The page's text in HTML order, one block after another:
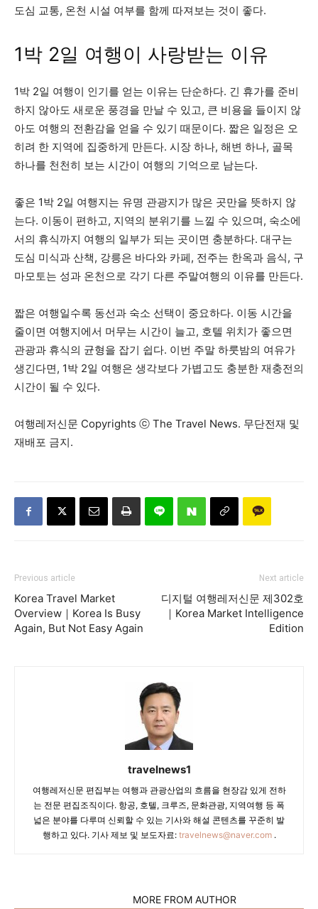
도심 교통, 온천 시설 여부를 함께 따져보는 것이 좋다.
1박 2일 여행이 사랑받는 이유
1박 2일 여행이 인기를 얻는 이유는 단순하다. 긴 휴가를 준비
하지 않아도 새로운 풍경을 만날 수 있고, 큰 비용을 들이지 않
아도 여행의 전환감을 얻을 수 있기 때문이다. 짧은 일정은 오
히려 한 지역에 집중하게 만든다. 시장 하나, 해변 하나, 골목
하나를 천천히 보는 시간이 여행의 기억으로 남는다.
좋은 1박 2일 여행지는 유명 관광지가 많은 곳만을 뜻하지 않
는다. 이동이 편하고, 지역의 분위기를 느낄 수 있으며, 숙소에
서의 휴식까지 여행의 일부가 되는 곳이면 충분하다. 대구는
도심 미식과 산책, 강릉은 바다와 카페, 전주는 한옥과 음식, 구
마모토는 성과 온천으로 각기 다른 주말여행의 이유를 만든다.
짧은 여행일수록 동선과 숙소 선택이 중요하다. 이동 시간을
줄이면 여행지에서 머무는 시간이 늘고, 호텔 위치가 좋으면
관광과 휴식의 균형을 잡기 쉽다. 이번 주말 하룻밤의 여유가
생긴다면, 1박 2일 여행은 생각보다 가볍고도 충분한 재충전의
시간이 될 수 있다.
여행레저신문 Copyrights ⓒ The Travel News. 무단전재 및
재배포 금지.
Previous article
Korea Travel Market
Overview｜Korea Is Busy
Again, But Not Easy Again
Next article
디지털 여행레저신문 제302호
｜Korea Market Intelligence
Edition
travelnews1
여행레저신문 편집부는 여행과 관광산업의 흐름을 현장감 있게 전하
는 전문 편집조직이다. 항공, 호텔, 크루즈, 문화관광, 지역여행 등 폭
넓은 분야를 다루며 신뢰할 수 있는 기사와 해설 콘텐츠를 꾸준히 발
행하고 있다. 기사 제보 및 보도자료: travelnews@naver.com.
MORE FROM AUTHOR